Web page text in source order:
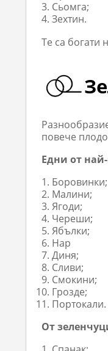
Сьомга;
Зехтин.
Те са богати
повече
Едни от
Боровинки;
Малини;
Ягоди;
Череши;
Ябълки;
Нар
Диня;
Сливи;
Смокини;
Грозде;
Портокали.
От